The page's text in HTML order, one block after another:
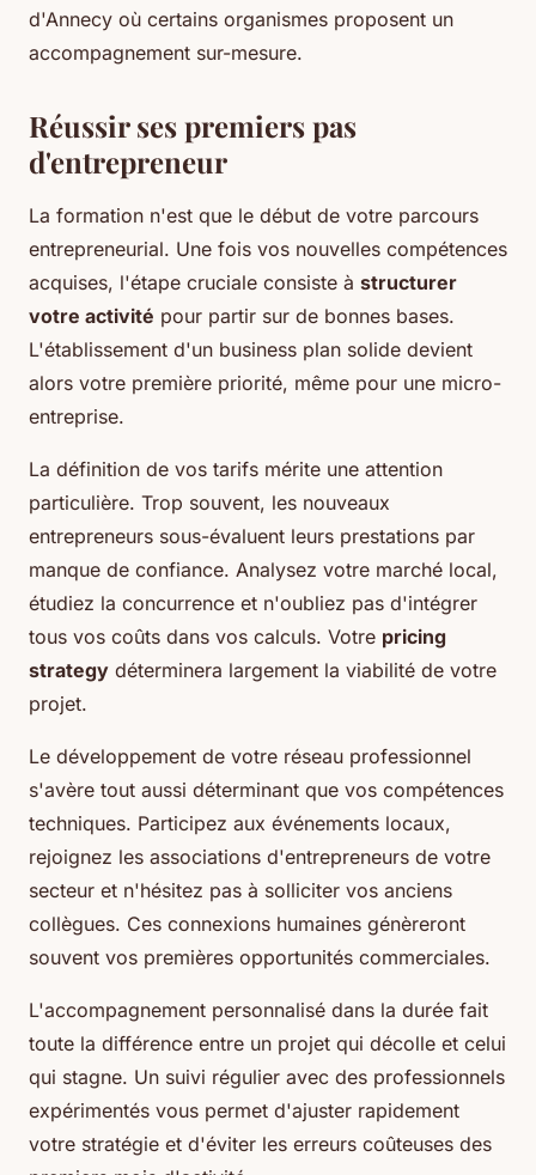
d'Annecy où certains organismes proposent un
accompagnement sur-mesure.
Réussir ses premiers pas
d'entrepreneur
La formation n'est que le début de votre parcours
entrepreneurial. Une fois vos nouvelles compétences
acquises, l'étape cruciale consiste à structurer
votre activité pour partir sur de bonnes bases.
L'établissement d'un business plan solide devient
alors votre première priorité, même pour une micro-
entreprise.
La définition de vos tarifs mérite une attention
particulière. Trop souvent, les nouveaux
entrepreneurs sous-évaluent leurs prestations par
manque de confiance. Analysez votre marché local,
étudiez la concurrence et n'oubliez pas d'intégrer
tous vos coûts dans vos calculs. Votre pricing
strategy déterminera largement la viabilité de votre
projet.
Le développement de votre réseau professionnel
s'avère tout aussi déterminant que vos compétences
techniques. Participez aux événements locaux,
rejoignez les associations d'entrepreneurs de votre
secteur et n'hésitez pas à solliciter vos anciens
collègues. Ces connexions humaines génèreront
souvent vos premières opportunités commerciales.
L'accompagnement personnalisé dans la durée fait
toute la différence entre un projet qui décolle et celui
qui stagne. Un suivi régulier avec des professionnels
expérimentés vous permet d'ajuster rapidement
votre stratégie et d'éviter les erreurs coûteuses des